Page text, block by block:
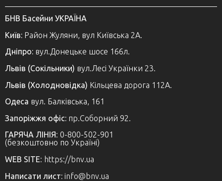
БНВ Басейни УКРАЇНА
Київ: Район Жуляни, вул Київська 2А.
Дніпро: вул.Донецьке шосе 166л.
Львів (Сокільники) вул.Лесі Українки 23.
Львів (Холодновідка) Кільцева дорога 112А.
Одеса вул. Балківська, 161
Запоріжжя офіс: пр.Соборний 92.
ГАРЯЧА ЛІНІЯ: 0-800-502-901
(безкоштовно по Україні)
WEB SITE: https://bnv.ua
Написати лист: info@bnv.ua